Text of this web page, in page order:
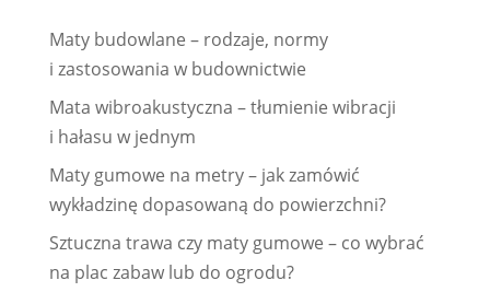
Maty budowlane – rodzaje, normy
i zastosowania w budownictwie
Mata wibroakustyczna – tłumienie wibracji
i hałasu w jednym
Maty gumowe na metry – jak zamówić
wykładzinę dopasowaną do powierzchni?
Sztuczna trawa czy maty gumowe – co wybrać
na plac zabaw lub do ogrodu?